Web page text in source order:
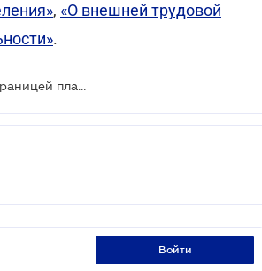
, «О внешней трудовой
.
Требования к посредникам по трудоустройству за границей планируют ужесточить
войти